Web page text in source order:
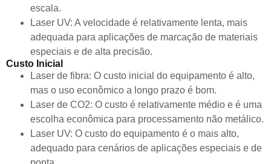
escala.
Laser UV: A velocidade é relativamente lenta, mais
adequada para aplicações de marcação de materiais
especiais e de alta precisão.
Custo Inicial
Laser de fibra: O custo inicial do equipamento é alto,
mas o uso econômico a longo prazo é bom.
Laser de CO2: O custo é relativamente médio e é uma
escolha econômica para processamento não metálico.
Laser UV: O custo do equipamento é o mais alto,
adequado para cenários de aplicações especiais e de